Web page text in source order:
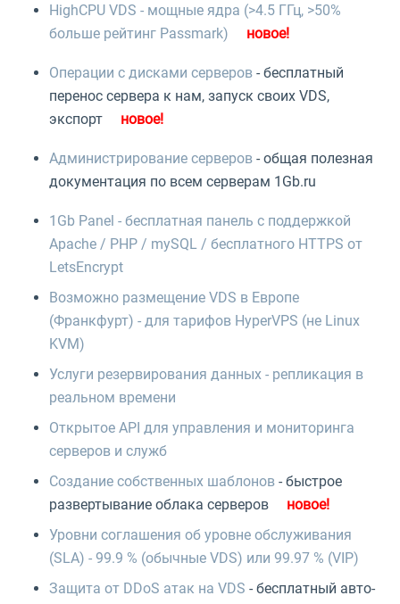
HighCPU VDS - мощные ядра (>4.5 ГГц, >50%
больше рейтинг Passmark)
Операции с дисками серверов - бесплатный
перенос сервера к нам, запуск своих VDS,
экспорт
Администрирование серверов - общая полезная
документация по всем серверам 1Gb.ru
1Gb Panel - бесплатная панель с поддержкой
Apache / PHP / mySQL / бесплатного HTTPS от
LetsEncrypt
Возможно размещение VDS в Европе
(Франкфурт) - для тарифов HyperVPS (не Linux
KVM)
Услуги резервирования данных - репликация в
реальном времени
Открытое API для управления и мониторинга
серверов и служб
Создание собственных шаблонов - быстрое
развертывание облака серверов
Уровни соглашения об уровне обслуживания
(SLA) - 99.9 % (обычные VDS) или 99.97 % (VIP)
Защита от DDoS атак на VDS - бесплатный авто-